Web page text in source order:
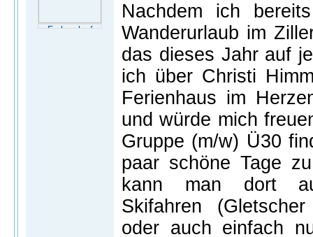
Nachdem ich
Wanderurlaub im
das dieses Jahr auf
ich über Christi
Ferienhaus im
und würde mich
Gruppe (m/w) Ü30
paar schöne Tage
kann man dort
Skifahren
oder auch einfach